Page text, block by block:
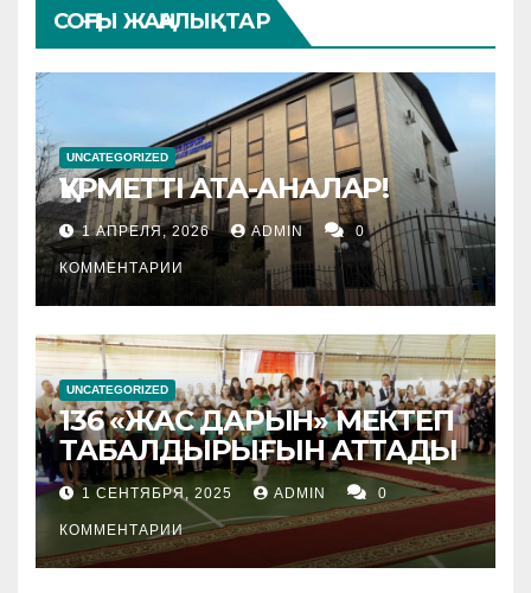
СОҢҒЫ ЖАҢАЛЫҚТАР
UNCATEGORIZED
ҚҰРМЕТТІ АТА-АНАЛАР!
1 АПРЕЛЯ, 2026 ADMIN 0
КОММЕНТАРИИ
UNCATEGORIZED
136 «ЖАС ДАРЫН» МЕКТЕП
ТАБАЛДЫРЫҒЫН АТТАДЫ
1 СЕНТЯБРЯ, 2025 ADMIN 0
КОММЕНТАРИИ